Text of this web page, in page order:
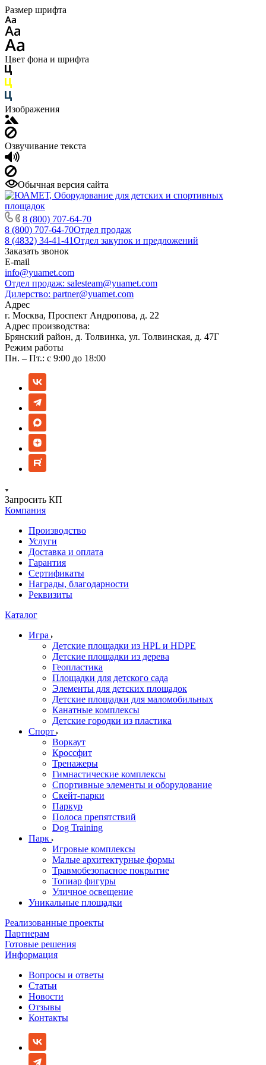
Размер шрифта
Цвет фона и шрифта
Изображения
Озвучивание текста
Обычная версия сайта
8 (800) 707-64-70
8 (800) 707-64-70Отдел продаж
8 (4832) 34-41-41Отдел закупок и предложений
Заказать звонок
E-mail
info@yuamet.com
Отдел продаж: salesteam@yuamet.com
Дилерство: partner@yuamet.com
Адрес
г. Москва, Проспект Андропова, д. 22
Адрес производства:
Брянский район, д. Толвинка, ул. Толвинская, д. 47Г
Режим работы
Пн. – Пт.: с 9:00 до 18:00
Запросить КП
Компания
Производство
Услуги
Доставка и оплата
Гарантия
Сертификаты
Награды, благодарности
Реквизиты
Каталог
Игра
Детские площадки из HPL и HDPE
Детские площадки из дерева
Геопластика
Площадки для детского сада
Элементы для детских площадок
Детские площадки для маломобильных
Канатные комплексы
Детские городки из пластика
Спорт
Воркаут
Кроссфит
Тренажеры
Гимнастические комплексы
Спортивные элементы и оборудование
Скейт-парки
Паркур
Полоса препятствий
Dog Training
Парк
Игровые комплексы
Малые архитектурные формы
Травмобезопасное покрытие
Топиар фигуры
Уличное освещение
Уникальные площадки
Реализованные проекты
Партнерам
Готовые решения
Информация
Вопросы и ответы
Статьи
Новости
Отзывы
Контакты